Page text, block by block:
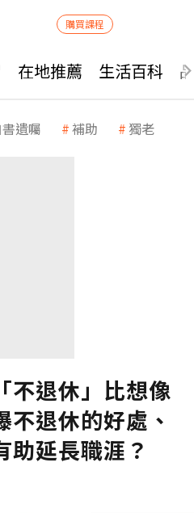
購買課程
在地推薦 生活百科
書遺囑 補助 獨老
不退休」比想像
不退休的好處、
助延長職涯？